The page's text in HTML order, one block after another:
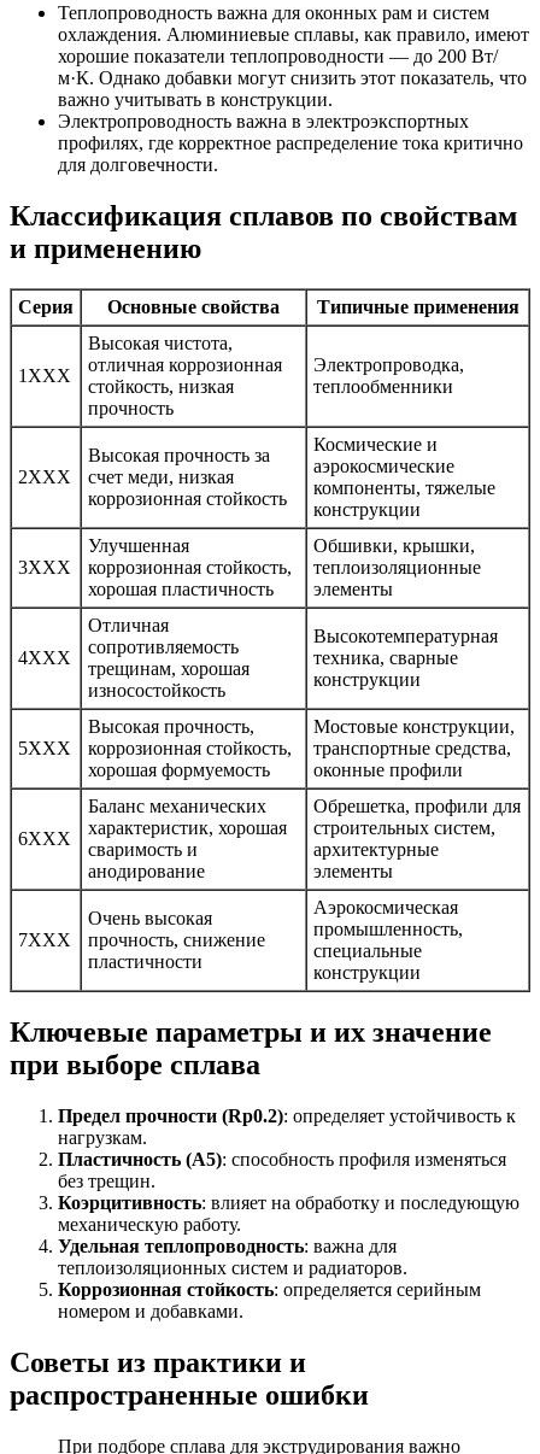
Теплопроводность важна для оконных рам и систем
охлаждения. Алюминиевые сплавы, как правило, имеют
хорошие показатели теплопроводности — до 200 Вт/
м·К. Однако добавки могут снизить этот показатель, что
важно учитывать в конструкции.
Электропроводность важна в электроэкспортных
профилях, где корректное распределение тока критично
для долговечности.
Классификация сплавов по свойствам
и применению
Серия Основные свойства Типичные применения
1XXX
Высокая чистота,
отличная коррозионная
стойкость, низкая
прочность
Электропроводка,
теплообменники
2XXX
Высокая прочность за
счет меди, низкая
коррозионная стойкость
Космические и
аэрокосмические
компоненты, тяжелые
конструкции
3XXX
Улучшенная
коррозионная стойкость,
хорошая пластичность
Обшивки, крышки,
теплоизоляционные
элементы
4XXX
Отличная
сопротивляемость
трещинам, хорошая
износостойкость
Высокотемпературная
техника, сварные
конструкции
5XXX
Высокая прочность,
коррозионная стойкость,
хорошая формуемость
Мостовые конструкции,
транспортные средства,
оконные профили
6XXX
Баланс механических
характеристик, хорошая
сваримость и
анодирование
Обрешетка, профили для
строительных систем,
архитектурные
элементы
7XXX
Очень высокая
прочность, снижение
пластичности
Аэрокосмическая
промышленность,
специальные
конструкции
Ключевые параметры и их значение
при выборе сплава
Предел прочности (Rp0.2): определяет устойчивость к
нагрузкам.
Пластичность (A5): способность профиля изменяться
без трещин.
Коэрцитивность: влияет на обработку и последующую
механическую работу.
Удельная теплопроводность: важна для
теплоизоляционных систем и радиаторов.
Коррозионная стойкость: определяется серийным
номером и добавками.
Советы из практики и
распространенные ошибки
При подборе сплава для экструдирования важно